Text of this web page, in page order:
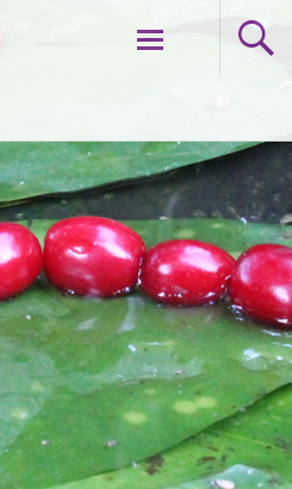
contenu